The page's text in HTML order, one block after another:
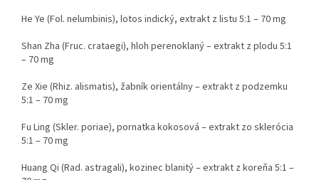
He Ye (Fol. nelumbinis), lotos indický, extrakt z listu 5:1 – 70 mg
Shan Zha (Fruc. crataegi), hloh perenoklaný – extrakt z plodu 5:1
– 70 mg
Ze Xie (Rhiz. alismatis), žabník orientálny – extrakt z podzemku
5:1 – 70 mg
Fu Ling (Skler. poriae), pornatka kokosová – extrakt zo sklerócia
5:1 – 70 mg
Huang Qi (Rad. astragali), kozinec blanitý – extrakt z koreňa 5:1 –